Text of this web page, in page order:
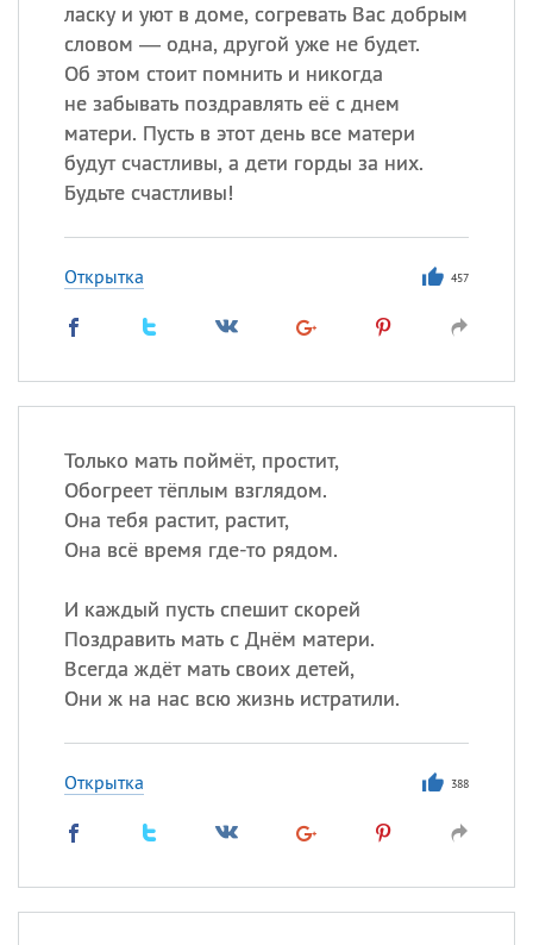
ласку и уют в доме, согревать Вас добрым
словом — одна, другой уже не будет.
Об этом стоит помнить и никогда
не забывать поздравлять её с днем
матери. Пусть в этот день все матери
будут счастливы, а дети горды за них.
Будьте счастливы!
Открытка 457
Только мать поймёт, простит,
Обогреет тёплым взглядом.
Она тебя растит, растит,
Она всё время где-то рядом.
И каждый пусть спешит скорей
Поздравить мать с Днём матери.
Всегда ждёт мать своих детей,
Они ж на нас всю жизнь истратили.
Открытка 388